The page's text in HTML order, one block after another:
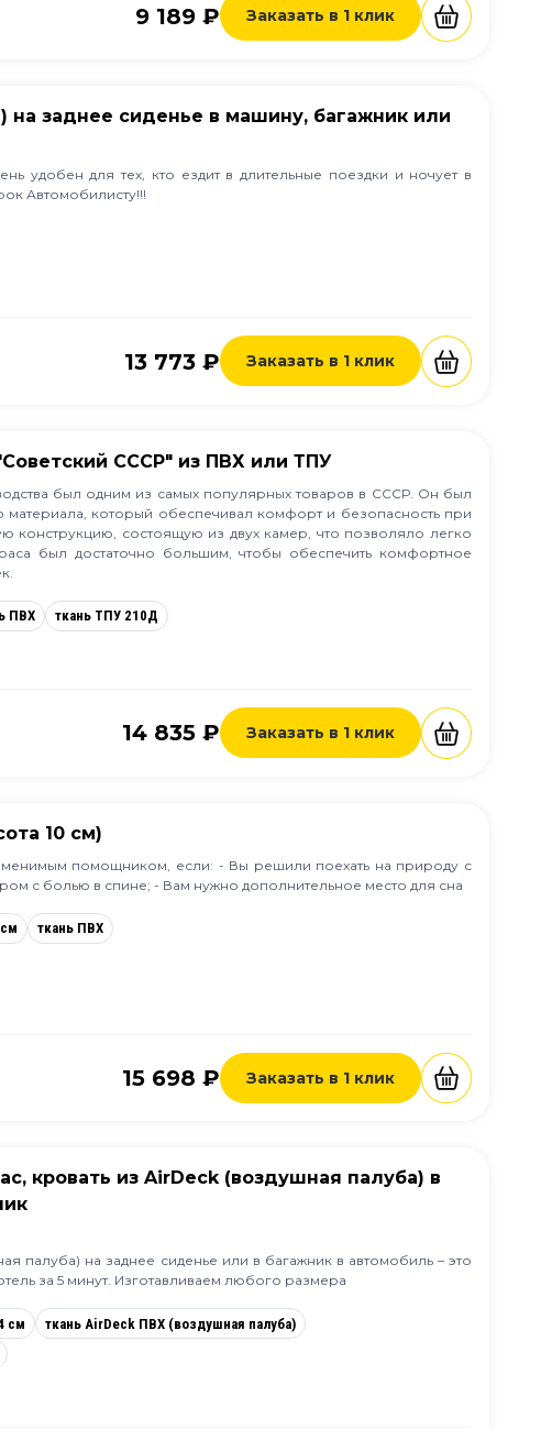
9 189 ₽ Заказать в 1 клик
на заднее сиденье в машину, багажник или
удобен для тех, кто ездит в длительные поездки и ночует в
Автомобилисту!!!
13 773 ₽ Заказать в 1 клик
СССР" из ПВХ или ТПУ
был одним из самых популярных товаров в СССР. Он был
материала, который обеспечивал комфорт и безопасность при
конструкцию, состоящую из двух камер, что позволяло легко
был достаточно большим, чтобы обеспечить комфортное
ПВХ ткань ТПУ 210Д
14 835 ₽ Заказать в 1 клик
10 см)
помощником, если: - Вы решили поехать на природу с
с болью в спине; - Вам нужно дополнительное место для сна
ткань ПВХ
15 698 ₽ Заказать в 1 клик
кровать из AirDeck (воздушная палуба) в
палуба) на заднее сиденье или в багажник в автомобиль – это
за 5 минут. Изготавливаем любого размера
см
ткань AirDeck ПВХ (воздушная палуба)